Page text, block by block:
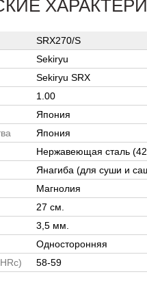
SRX270/S
Sekiryu
Sekiryu SRX
1.00
Япония
Япония
Нержавеющая сталь
Янагиба (для суши и
Магнолия
27 см.
3,5 мм.
Односторонняя
58-59